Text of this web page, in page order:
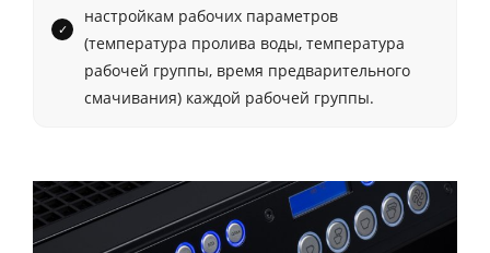
настройкам рабочих параметров
(температура пролива воды, температура
рабочей группы, время предварительного
смачивания) каждой рабочей группы.